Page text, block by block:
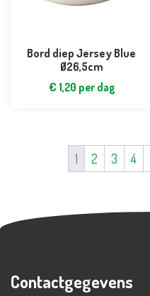
Bord diep Jersey Blue
Ø26,5cm
€ 1,20 per dag
1 2 3 4
Contactgegevens